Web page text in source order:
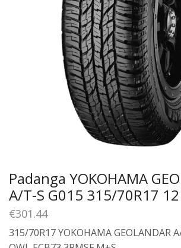
Padanga YOKOHAMA
A/T-S G015 315/70R17
€301.44
315/70R17 YOKOHAMA GEOLANDAR